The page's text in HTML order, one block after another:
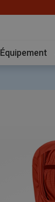
Équipement